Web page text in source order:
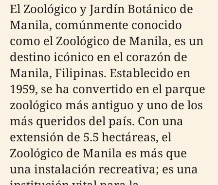
El Zoológico y Jardín Botánico de
Manila, comúnmente conocido
como el Zoológico de Manila, es un
destino icónico en el corazón de
Manila, Filipinas. Establecido en
1959, se ha convertido en el parque
zoológico más antiguo y uno de los
más queridos del país. Con una
extensión de 5.5 hectáreas, el
Zoológico de Manila es más que
una instalación recreativa; es una